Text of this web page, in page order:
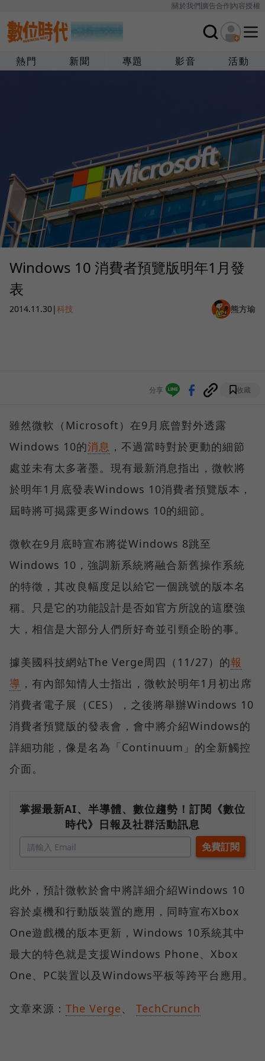
關於我們廣告合作內容授權
熱門 新聞 專題 影音 活動
Windows 10 消費者預覽版明年1月發
表
2014.11.30|科技 熊方瑜
分享 收藏
雖然微軟（Microsoft）在9月底曾對外透露
Windows 10的消息 ，不過當時對於更動的細節
處並未有太多著墨。現有最新消息指出，微軟將
於明年1月底發表Windows 10消費者預覽版本，
屆時將可揭露更多Windows 10的細節。
微軟在9月底時宣布將從Windows 8跳至
Windows 10，強調新系統將融合新舊操作系統
的特徵，其改良幅度足以給它一個跳號的版本名
稱。只是它的功能設計是否如官方所說的這麼強
大，相信是大部分人們所好奇並引頸企盼的事。
據美國科技網站The Verge周四（11/27）的報
導 ，有內部知情人士指出，微軟於明年1月初出席
消費者電子展（CES），之後將舉辦Windows 10
消費者預覽版的發表會，會中將介紹Windows的
詳細功能，像是名為「Continuum」的全新觸控
介面。
掌握最新AI、半導體、數位趨勢！訂閱《數位
時代》日報及社群活動訊息
此外，預計微軟於會中將詳細介紹Windows 10
容於桌機和行動版裝置的應用，同時宣布Xbox
One遊戲機的版本更新，Windows 10系統其中
最大的特色就是支援Windows Phone、Xbox
One、PC裝置以及Windows平板等跨平台應用。
文章來源： The Verge TechCrunch